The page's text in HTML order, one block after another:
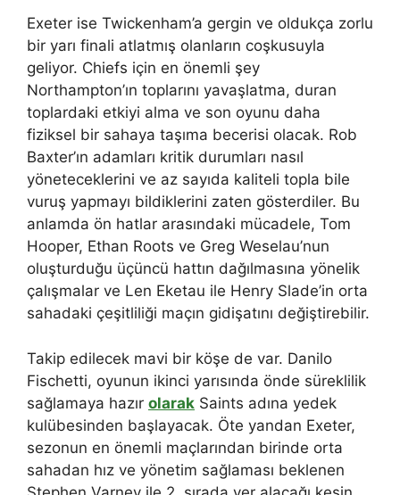
Exeter ise Twickenham’a gergin ve oldukça zorlu
bir yarı finali atlatmış olanların coşkusuyla
geliyor. Chiefs için en önemli şey
Northampton’ın toplarını yavaşlatma, duran
toplardaki etkiyi alma ve son oyunu daha
fiziksel bir sahaya taşıma becerisi olacak. Rob
Baxter’ın adamları kritik durumları nasıl
yöneteceklerini ve az sayıda kaliteli topla bile
vuruş yapmayı bildiklerini zaten gösterdiler. Bu
anlamda ön hatlar arasındaki mücadele, Tom
Hooper, Ethan Roots ve Greg Weselau’nun
oluşturduğu üçüncü hattın dağılmasına yönelik
çalışmalar ve Len Eketau ile Henry Slade’in orta
sahadaki çeşitliliği maçın gidişatını değiştirebilir.
Takip edilecek mavi bir köşe de var. Danilo
Fischetti, oyunun ikinci yarısında önde süreklilik
sağlamaya hazır olarak Saints adına yedek
kulübesinden başlayacak. Öte yandan Exeter,
sezonun en önemli maçlarından birinde orta
sahadan hız ve yönetim sağlaması beklenen